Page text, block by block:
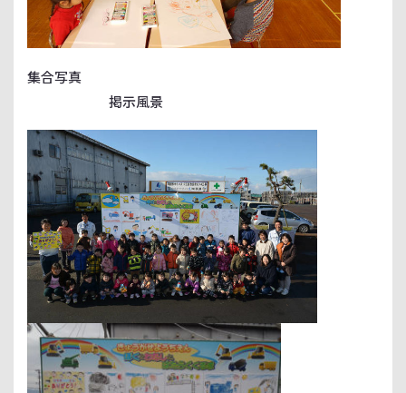
集合写真
掲示風景